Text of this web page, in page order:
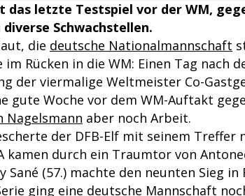
das letzte Testspiel vor der WM,
Schwachstellen.
die deutsche Nationalmannschaft
Rücken in die WM: Einen Tag nach
der viermalige Weltmeister Co-
gute Woche vor dem WM-Auftakt
Nagelsmann aber noch Arbeit.
der DFB-Elf mit seinem Treffer
kamen durch ein Traumtor von
Sané (57.) machte den neunten Sieg
ging eine deutsche Mannschaft